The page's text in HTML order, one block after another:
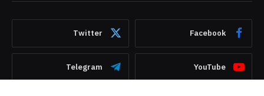
Facebook
Twitter
YouTube
Telegram